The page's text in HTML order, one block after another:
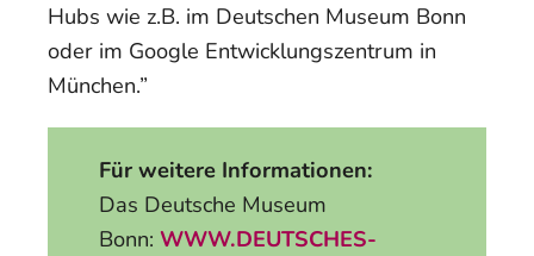
Hubs wie z.B. im Deutschen Museum Bonn
oder im Google Entwicklungszentrum in
München.”
Für weitere Informationen:
Das Deutsche Museum
Bonn: WWW.DEUTSCHES-